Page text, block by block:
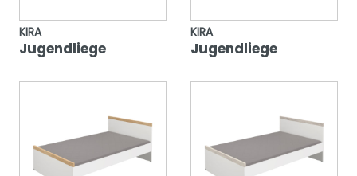
KIRA
Jugendliege
KIRA
Jugendliege